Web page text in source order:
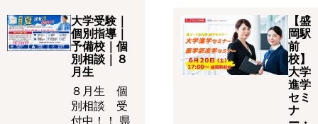
大学受験｜
個別指導｜
予備校｜個
別相談｜８
月生
８月生 個
別相談 受
付中！！ 県
【盛
岡駅
前
校】
大学
進学
セミ
ナ